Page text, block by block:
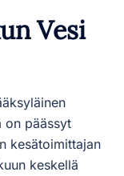
Vesi
on päässyt
kesätoimittajan
keskellä